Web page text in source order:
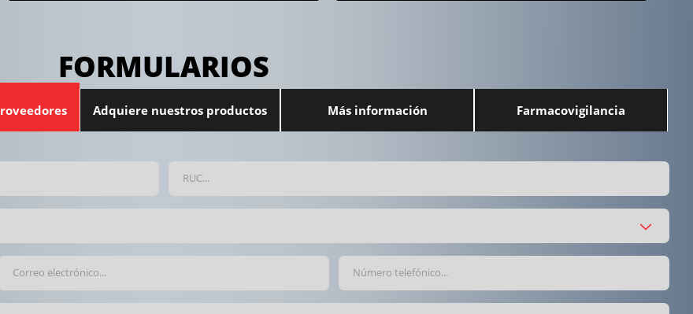
FORMULARIOS
Adquiere nuestros productos Más información Farmacovigilancia